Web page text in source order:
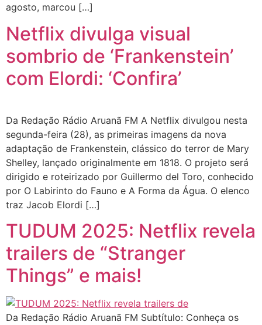
agosto, marcou […]
Netflix divulga visual
sombrio de ‘Frankenstein’
com Elordi: ‘Confira’
Da Redação Rádio Aruanã FM A Netflix divulgou nesta
segunda-feira (28), as primeiras imagens da nova
adaptação de Frankenstein, clássico do terror de Mary
Shelley, lançado originalmente em 1818. O projeto será
dirigido e roteirizado por Guillermo del Toro, conhecido
por O Labirinto do Fauno e A Forma da Água. O elenco
traz Jacob Elordi […]
TUDUM 2025: Netflix revela
trailers de “Stranger
Things” e mais!
Da Redação Rádio Aruanã FM Subtítulo: Conheça os